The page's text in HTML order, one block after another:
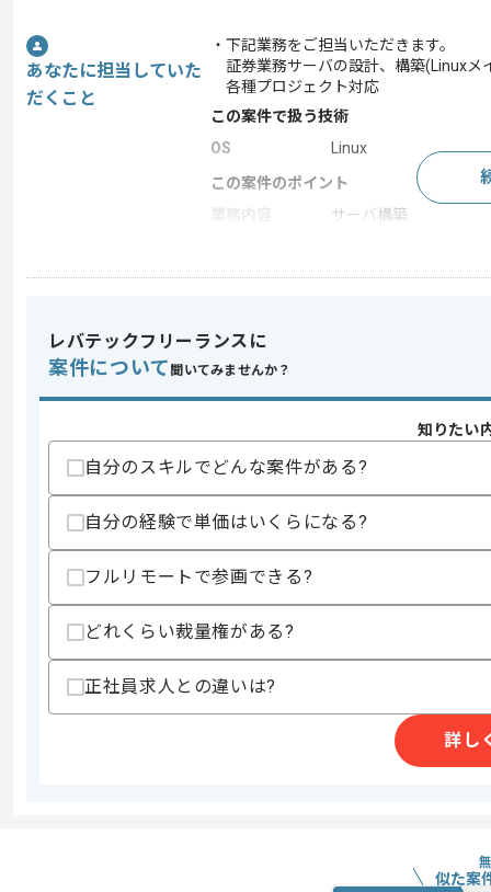
あなたに担当していた
だくこと
・下記業務をご担当いただきます。
証券業務サーバの設計、構築(Linuxメ
各種プロジェクト対応
この案件で扱う技術
OS
Linux
この案件のポイント
サーバ構築
スキル
求めるスキル
・LinuxサーバのOS/ミドルウェアの設
歓迎スキル
・仮想化基盤構築もしくは運用経験
・ネットワーク設計構築経験
・ベンダーコントロール経験
スキルに不安がある方へ
精算・お支払い
精算条件
精算基準時間
140時間〜180時間
支払いサイト
レバテックフリーランスに
案件について 聞いてみませんか？
知りたい
自分のスキルでどんな案件がある?
自分の経験で単価はいくらになる?
フルリモートで参画できる?
どれくらい裁量権がある?
正社員求人との違いは?
詳し
似た案